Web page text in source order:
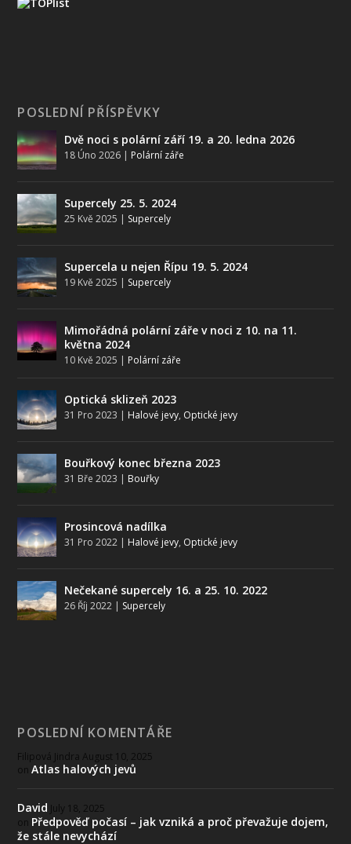
POSLEDNÍ PŘÍSPĚVKY
Dvě noci s polární září 19. a 20. ledna 2026
18 Úno 2026 | Polární záře
Supercely 25. 5. 2024
25 Kvě 2025 | Supercely
Supercela u nejen Řípu 19. 5. 2024
19 Kvě 2025 | Supercely
Mimořádná polární záře v noci z 10. na 11.
května 2024
10 Kvě 2025 | Polární záře
Optická sklizeň 2023
31 Pro 2023 | Halové jevy, Optické jevy
Bouřkový konec března 2023
31 Bře 2023 | Bouřky
Prosincová nadílka
31 Pro 2022 | Halové jevy, Optické jevy
Nečekané supercely 16. a 25. 10. 2022
26 Říj 2022 | Supercely
POSLEDNÍ KOMENTÁŘE
Filipová Jindra August 10, 2025
onAtlas halových jevů
David July 18, 2025
on Předpověď počasí – jak vzniká a proč převažuje dojem,
že stále nevychází